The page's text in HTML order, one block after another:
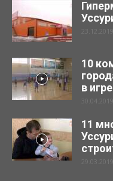
23.12.2019
10
в
30.04.2019
11
29.03.2019